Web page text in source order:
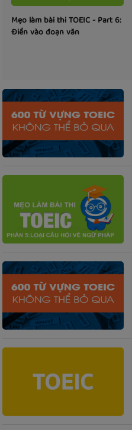
Mẹo làm bài thi TOEIC - Part 6:
Điền vào đoạn văn